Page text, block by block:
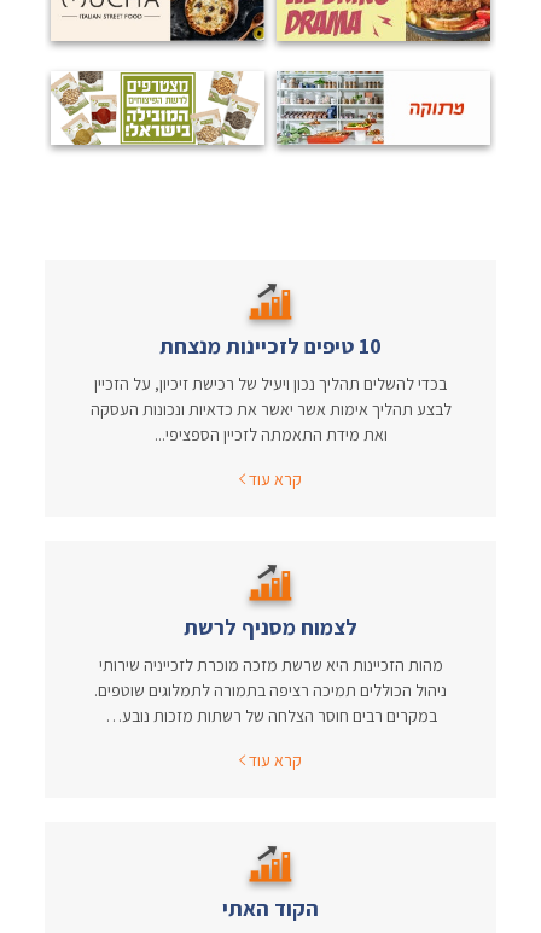
10 טיפים לזכיינות מנצחת
בכדי להשלים תהליך נכון ויעיל של רכישת זיכיון, על הזכיין
לבצע תהליך אימות אשר יאשר את כדאיות ונכונות העסקה
ואת מידת התאמתה לזכיין הספציפי...
קרא עוד
לצמוח מסניף לרשת
מהות הזכיינות היא שרשת מזכה מוכרת לזכייניה שירותי
ניהול הכוללים תמיכה רציפה בתמורה לתמלוגים שוטפים.
במקרים רבים חוסר הצלחה של רשתות מזכות נובע…
קרא עוד
הקוד האתי